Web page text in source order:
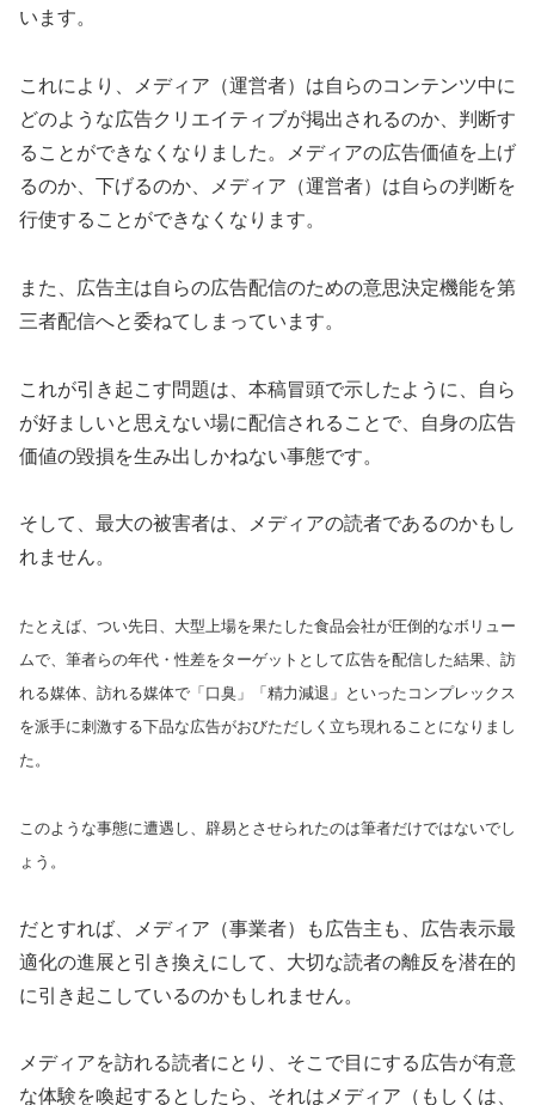
います。
これにより、メディア（運営者）は自らのコンテンツ中に
どのような広告クリエイティブが掲出されるのか、判断す
ることができなくなりました。メディアの広告価値を上げ
るのか、下げるのか、メディア（運営者）は自らの判断を
行使することができなくなります。
また、広告主は自らの広告配信のための意思決定機能を第
三者配信へと委ねてしまっています。
これが引き起こす問題は、本稿冒頭で示したように、自ら
が好ましいと思えない場に配信されることで、自身の広告
価値の毀損を生み出しかねない事態です。
そして、最大の被害者は、メディアの読者であるのかもし
れません。
たとえば、つい先日、大型上場を果たした食品会社が圧倒的なボリュー
ムで、筆者らの年代・性差をターゲットとして広告を配信した結果、訪
れる媒体、訪れる媒体で「口臭」「精力減退」といったコンプレックス
を派手に刺激する下品な広告がおびただしく立ち現れることになりまし
た。
このような事態に遭遇し、辟易とさせられたのは筆者だけではないでし
ょう。
だとすれば、メディア（事業者）も広告主も、広告表示最
適化の進展と引き換えにして、大切な読者の離反を潜在的
に引き起こしているのかもしれません。
メディアを訪れる読者にとり、そこで目にする広告が有意
な体験を喚起するとしたら、それはメディア（もしくは、